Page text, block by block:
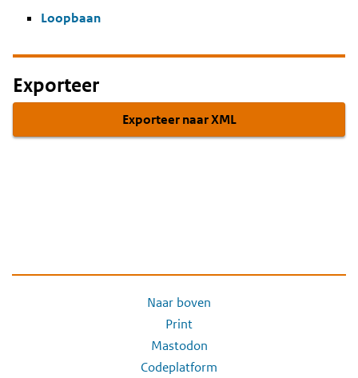
Loopbaan
Exporteer
Exporteer naar XML
Naar boven
Print
Mastodon
Codeplatform